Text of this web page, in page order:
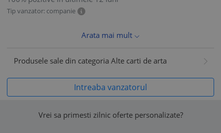
Tip vanzator: companie
Arata mai mult
Produsele sale din categoria Alte carti de arta
Intreaba vanzatorul
Vrei sa primesti zilnic oferte personalizate?